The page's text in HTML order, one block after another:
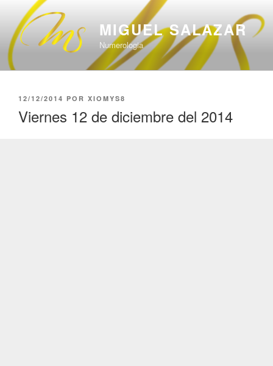
contenido
MIGUEL SALAZAR
Numerologia
PUBLICADO
12/12/2014 POR XIOMYS8
Viernes 12 de diciembre del 2014